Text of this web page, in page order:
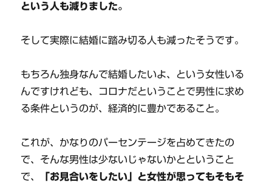
という人も減りました。
そして実際に結婚に踏み切る人も減ったそうです。
もちろん独身なんで結婚したいよ、という女性いる
んですけれども、コロナだということで男性に求め
る条件というのが、経済的に豊かであること。
これが、かなりのパーセンテージを占めてきたの
で、そんな男性は少ないじゃないかとということ
で、
「お見合いをしたい」と女性が思ってもそもそ